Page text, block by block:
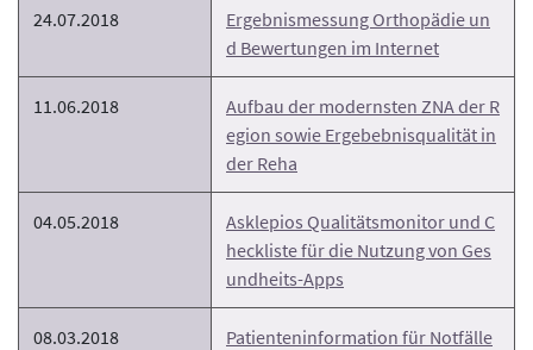
24.07.2018
Ergebnismessung Orthopädie un
d Bewertungen im Internet
11.06.2018
Aufbau der modernsten ZNA der R
egion sowie Ergebebnisqualität in
der Reha
04.05.2018
Asklepios Qualitätsmonitor und C
heckliste für die Nutzung von Ges
undheits-Apps
08.03.2018 Patienteninformation für Notfälle